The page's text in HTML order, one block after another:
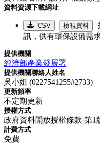
資料資源下載網址
CSV 檢視資料
訊，供有環保設備需
提供機關
經濟部產業發展署
提供機關聯絡人姓名
吳小姐 (0227541255#2733)
更新頻率
不定期更新
授權方式
政府資料開放授權條款-第1
計費方式
免費